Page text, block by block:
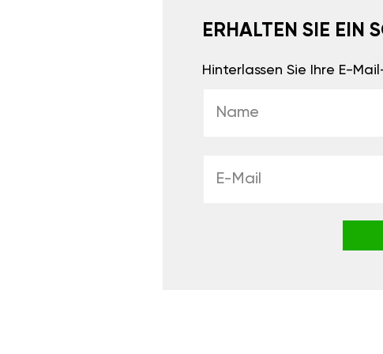
ERHALTEN SIE EIN
Hinterlassen Sie Ihre E-